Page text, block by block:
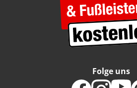
Folge uns